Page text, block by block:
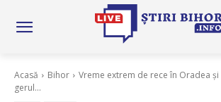
Acasă Bihor
Vreme extrem de rece în Oradea
gerul...